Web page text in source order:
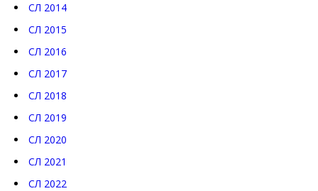
СЛ 2014
СЛ 2015
СЛ 2016
СЛ 2017
СЛ 2018
СЛ 2019
СЛ 2020
СЛ 2021
СЛ 2022